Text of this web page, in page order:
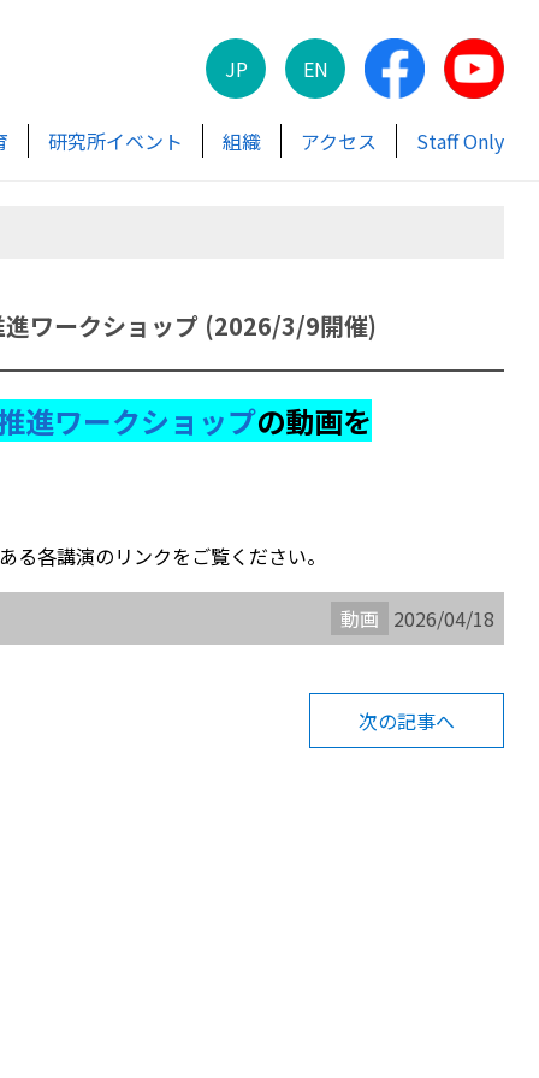
JP EN
研究所イベント 組織 アクセス Staff Only
進ワークショップ (2026/3/9開催)
進ワークショップの動画を
る各講演のリンクをご覧ください。
動画 2026/04/18
次の記事へ